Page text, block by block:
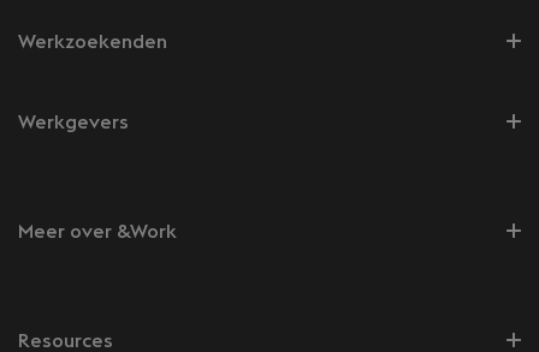
Werkzoekenden
Werkgevers
Meer over &Work
Resources